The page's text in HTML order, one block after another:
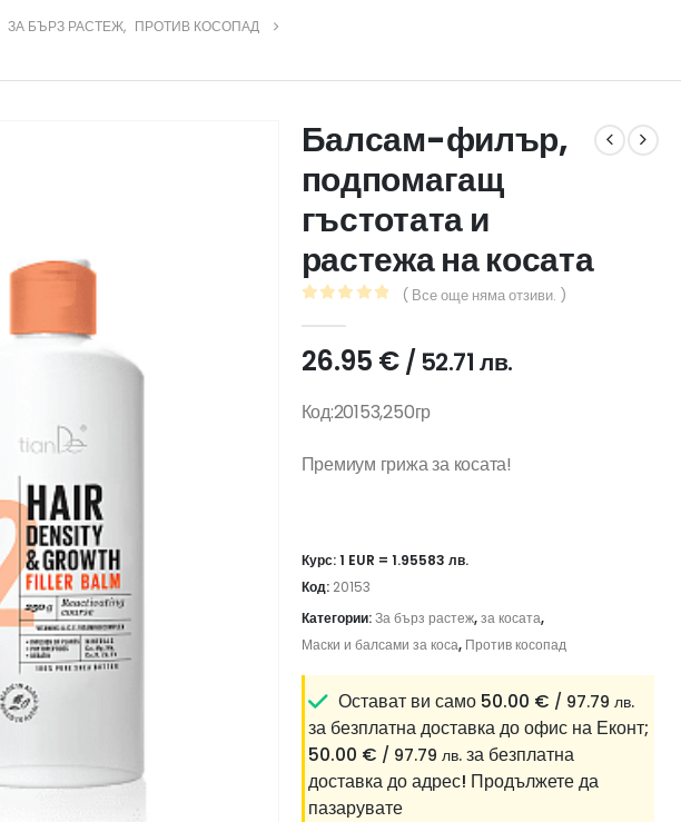
ЗА БЪРЗ РАСТЕЖ, ПРОТИВ КОСОПАД
Балсам-филър,
подпомагащ
гъстотата и
растежа на косата
( Все още няма отзиви. )
26.95 € / 52.71 лв.
Код:20153,250гр
Премиум грижа за косата!
Курс: 1 EUR = 1.95583 лв.
Код: 20153
Категории:За бърз растеж,за косата,
Маски и балсами за коса, Против косопад
Остават ви само 50.00 € / 97.79 лв.
за безплатна доставка до офис на Еконт;
50.00 € / 97.79 лв. за безплатна
доставка до адрес! Продължете да
пазарувате